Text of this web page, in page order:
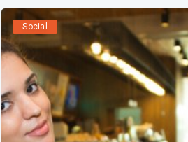
Social